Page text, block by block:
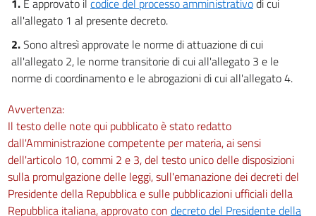
art. 28
Capo II
Azioni di cognizione
art. 29
art. 31
art. 32
Titolo IV
Pronunce giurisdizionali
art. 33
1. È approvato il codice del processo amministrativodi cui
all'allegato 1 al presente decreto.
2.Sono altresì approvate le norme di attuazione di cui
all'allegato 2, le norme transitorie di cui all'allegato 3 e le
norme di coordinamento e le abrogazioni di cui all'allegato 4.
Avvertenza:
Il testo delle note qui pubblicato è stato redatto
dall'Amministrazione competente per materia, ai sensi
dell'articolo 10, commi 2 e 3, del testo unico delle disposizioni
sulla promulgazione delle leggi, sull'emanazione dei decreti del
Presidente della Repubblica e sulle pubblicazioni ufficiali della
Repubblica italiana, approvato con decreto del Presidente della